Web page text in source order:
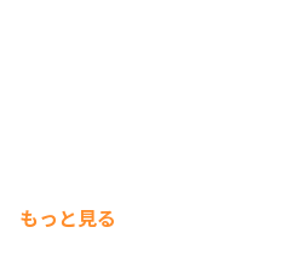
もっと見る